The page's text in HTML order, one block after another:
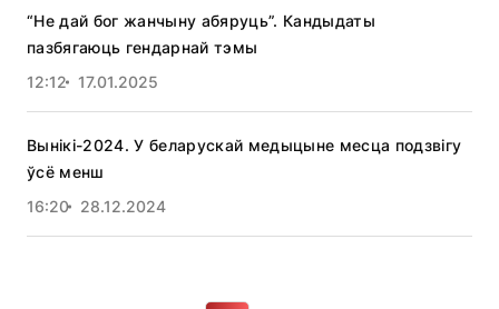
“Не дай бог жанчыну абяруць”. Кандыдаты
пазбягаюць гендарнай тэмы
12:12
17.01.2025
Вынікі-2024. У беларускай медыцыне месца подзвігу
ўсё менш
16:20
28.12.2024